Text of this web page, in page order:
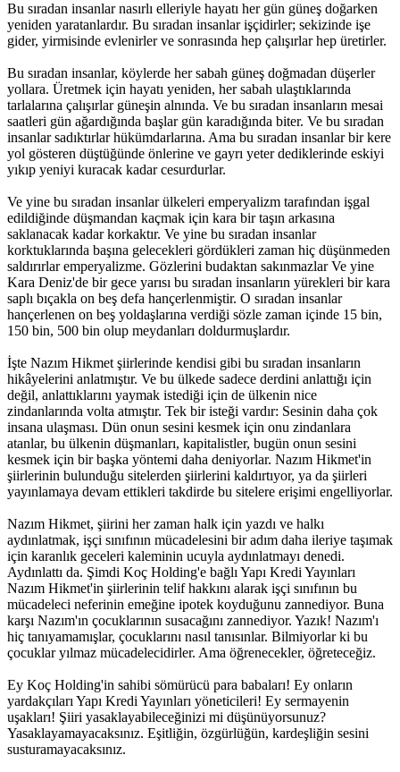
Bu sıradan insanlar nasırlı elleriyle hayatı her gün güneş doğarken
yeniden yaratanlardır. Bu sıradan insanlar işçidirler; sekizinde işe
gider, yirmisinde evlenirler ve sonrasında hep çalışırlar hep üretirler.
Bu sıradan insanlar, köylerde her sabah güneş doğmadan düşerler
yollara. Üretmek için hayatı yeniden, her sabah ulaştıklarında
tarlalarına çalışırlar güneşin alnında. Ve bu sıradan insanların mesai
saatleri gün ağardığında başlar gün karadığında biter. Ve bu sıradan
insanlar sadıktırlar hükümdarlarına. Ama bu sıradan insanlar bir kere
yol gösteren düştüğünde önlerine ve gayrı yeter dediklerinde eskiyi
yıkıp yeniyi kuracak kadar cesurdurlar.
Ve yine bu sıradan insanlar ülkeleri emperyalizm tarafından işgal
edildiğinde düşmandan kaçmak için kara bir taşın arkasına
saklanacak kadar korkaktır. Ve yine bu sıradan insanlar
korktuklarında başına gelecekleri gördükleri zaman hiç düşünmeden
saldırırlar emperyalizme. Gözlerini budaktan sakınmazlar Ve yine
Kara Deniz'de bir gece yarısı bu sıradan insanların yürekleri bir kara
saplı bıçakla on beş defa hançerlenmiştir. O sıradan insanlar
hançerlenen on beş yoldaşlarına verdiği sözle zaman içinde 15 bin,
150 bin, 500 bin olup meydanları doldurmuşlardır.
İşte Nazım Hikmet şiirlerinde kendisi gibi bu sıradan insanların
hikâyelerini anlatmıştır. Ve bu ülkede sadece derdini anlattığı için
değil, anlattıklarını yaymak istediği için de ülkenin nice
zindanlarında volta atmıştır. Tek bir isteği vardır: Sesinin daha çok
insana ulaşması. Dün onun sesini kesmek için onu zindanlara
atanlar, bu ülkenin düşmanları, kapitalistler, bugün onun sesini
kesmek için bir başka yöntemi daha deniyorlar. Nazım Hikmet'in
şiirlerinin bulunduğu sitelerden şiirlerini kaldırtıyor, ya da şiirleri
yayınlamaya devam ettikleri takdirde bu sitelere erişimi engelliyorlar.
Nazım Hikmet, şiirini her zaman halk için yazdı ve halkı
aydınlatmak, işçi sınıfının mücadelesini bir adım daha ileriye taşımak
için karanlık geceleri kaleminin ucuyla aydınlatmayı denedi.
Aydınlattı da. Şimdi Koç Holding'e bağlı Yapı Kredi Yayınları
Nazım Hikmet'in şiirlerinin telif hakkını alarak işçi sınıfının bu
mücadeleci neferinin emeğine ipotek koyduğunu zannediyor. Buna
karşı Nazım'ın çocuklarının susacağını zannediyor. Yazık! Nazım'ı
hiç tanıyamamışlar, çocuklarını nasıl tanısınlar. Bilmiyorlar ki bu
çocuklar yılmaz mücadelecidirler. Ama öğrenecekler, öğreteceğiz.
Ey Koç Holding'in sahibi sömürücü para babaları! Ey onların
yardakçıları Yapı Kredi Yayınları yöneticileri! Ey sermayenin
uşakları! Şiiri yasaklayabileceğinizi mi düşünüyorsunuz?
Yasaklayamayacaksınız. Eşitliğin, özgürlüğün, kardeşliğin sesini
susturamayacaksınız.